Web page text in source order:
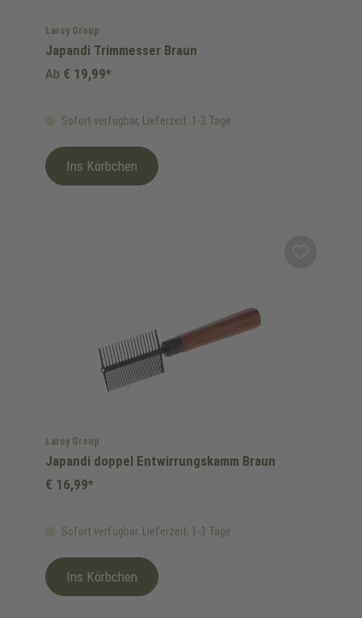
Laroy Group
Japandi Trimmesser Braun
Sofort verfügbar, Lieferzeit: 1-3 Tage
Ab € 19,99*
Ins Körbchen
Laroy Group
Japandi doppel Entwirrungskamm Braun
Sofort verfügbar, Lieferzeit: 1-3 Tage
€ 16,99*
Ins Körbchen